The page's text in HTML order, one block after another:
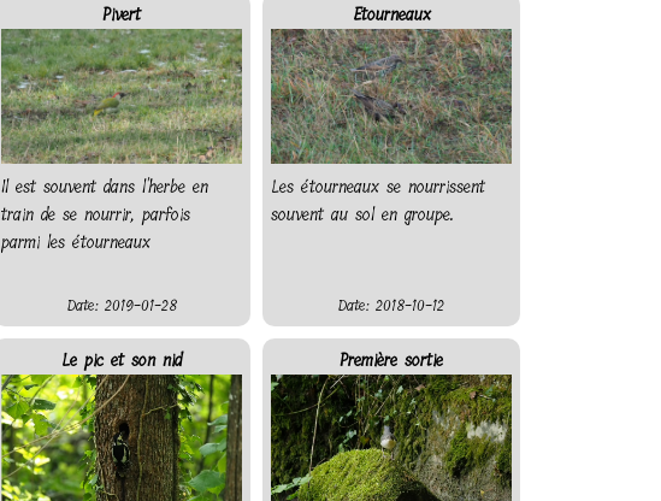
Pivert
Il est souvent dans l'herbe en
train de se nourrir, parfois
parmi les étourneaux
Date: 2019-01-28
Etourneaux
Les étourneaux se nourrissent
souvent au sol en groupe.
Date: 2018-10-12
Le pic et son nid Première sortie